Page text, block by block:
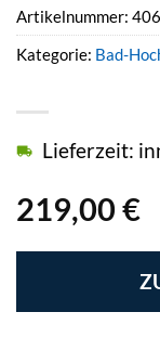
219,00 €
Lieferzeit:
Artikelnummer:
Kategorie: Bad-